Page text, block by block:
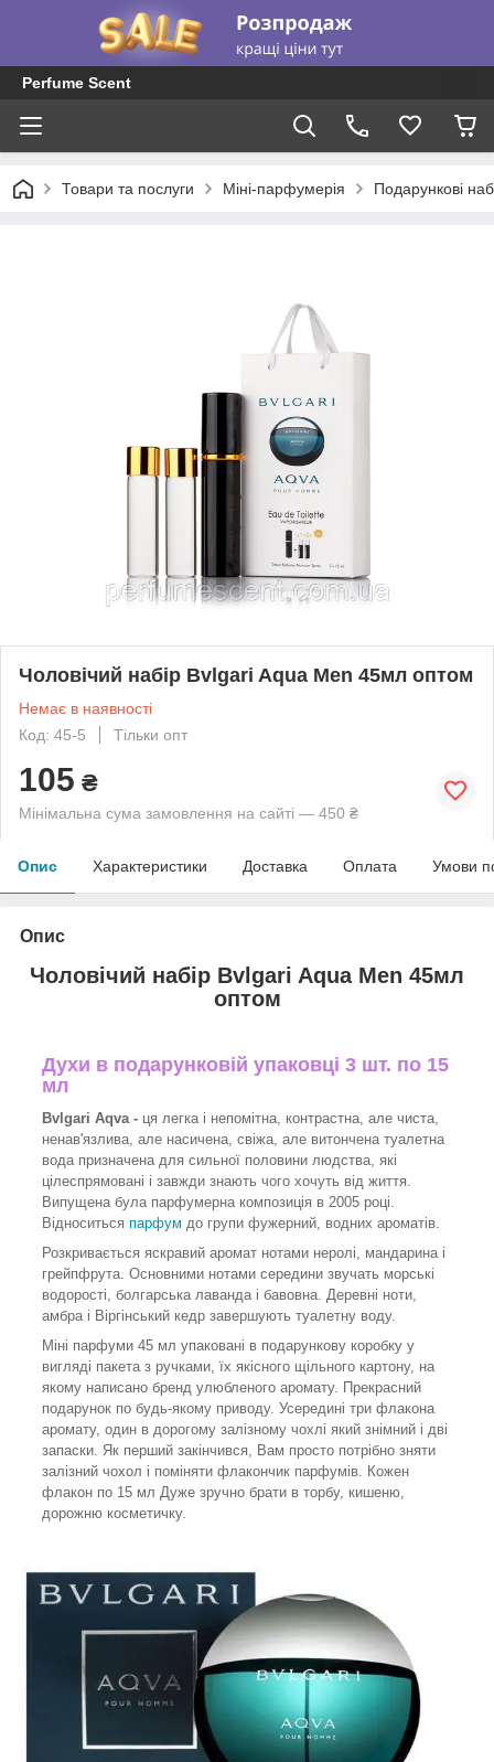
Perfume Scent
Товари та послуги Міні-парфумерія Подарункові
Чоловічий набір Bvlgari Aqua Men 45мл оптом
Немає в наявності
Код: 45-5
Тільки опт
105 ₴
Мінімальна сума замовлення на сайті — 450 ₴
Опис Характеристики Доставка Оплата Умови
Опис
Чоловічий набір Bvlgari Aqua Men 45мл
оптом
Духи в подарунковій упаковці 3 шт. по 15
мл
Bvlgari Aqva - ця легка і непомітна, контрастна, але чиста,
ненав'язлива, але насичена, свіжа, але витончена туалетна
вода призначена для сильної половини людства, які
цілеспрямовані і завжди знають чого хочуть від життя.
Випущена була парфумерна композиція в 2005 році.
Відноситься парфум до групи фужерний, водних ароматів.
Розкривається яскравий аромат нотами неролі, мандарина і
грейпфрута. Основними нотами середини звучать морські
водорості, болгарська лаванда і бавовна. Деревні ноти,
амбра і Віргінський кедр завершують туалетну воду.
Міні парфуми 45 мл упаковані в подарункову коробку у
вигляді пакета з ручками, їх якісного щільного картону, на
якому написано бренд улюбленого аромату. Прекрасний
подарунок по будь-якому приводу. Усередині три флакона
аромату, один в дорогому залізному чохлі який знімний і дві
запаски. Як перший закінчився, Вам просто потрібно зняти
залізний чохол і поміняти флакончик парфумів. Кожен
флакон по 15 мл Дуже зручно брати в торбу, кишеню,
дорожню косметичку.